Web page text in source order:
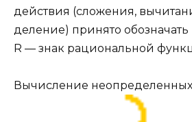
действия (сложения,
деление) принято обозначать
R — знак рациональной
Вычисление неопределенных